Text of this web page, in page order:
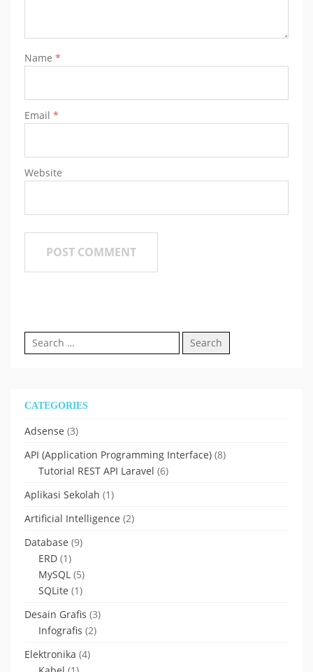
Name *
Email *
Website
Search
for:
CATEGORIES
Adsense (3)
API (Application Programming Interface) (8)
Tutorial REST API Laravel (6)
Aplikasi Sekolah (1)
Artificial Intelligence (2)
Database (9)
ERD (1)
MySQL (5)
SQLite (1)
Desain Grafis (3)
Infografis (2)
Elektronika (4)